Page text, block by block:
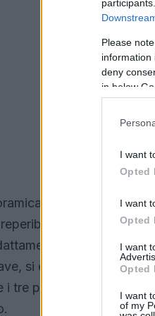
Please
information
deny
in below
I want
Opted
I want
Opted
I want
Opted
I want
of my
offre principi
reperibili in Italia, quali
domestici
si entra nei cardini
i tre piatti simbolo e